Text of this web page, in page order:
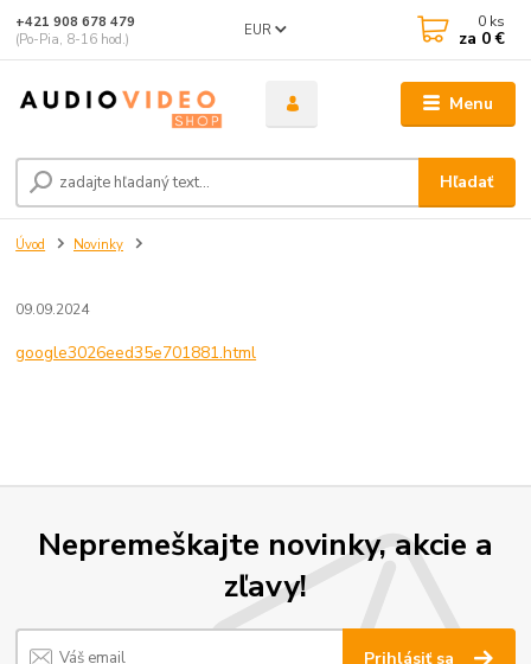
Menu
EUR
Hľadať
+421 908 678 479
(Po-Pia, 8-16 hod.)
0 ks
za 0 €
Úvod Novinky
09.09.2024
google3026eed35e701881.html
Nepremeškajte novinky, akcie a
zľavy!
Prihlásiť sa